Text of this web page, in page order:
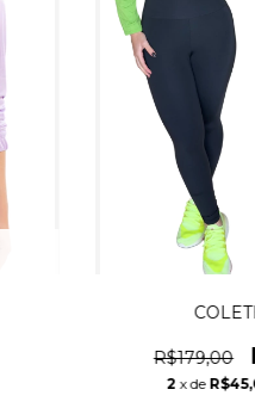
R$179,00
2 x de